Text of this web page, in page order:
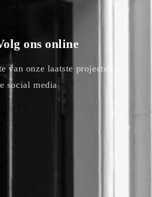
ons online
van onze laatste projecten en
social media